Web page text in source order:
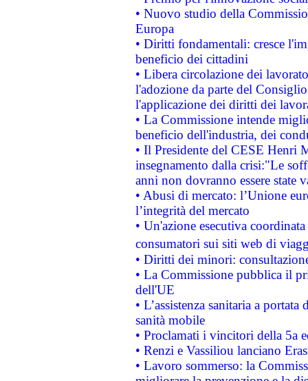
• Nuovo studio della
Europa
• Diritti fondamentali: cresce
beneficio dei cittadini
• Libera circolazione dei
l'adozione da parte del
l'applicazione dei diritti dei
• La Commissione intende
beneficio dell'industria, dei
• Il Presidente del CESE Henri
insegnamento dalla crisi:"Le
anni non dovranno essere state
• Abusi di mercato: l’Unione
l’integrità del mercato
• Un'azione esecutiva
consumatori sui siti web di
• Diritti dei minori:
• La Commissione pubblica il
dell'UE
• L’assistenza sanitaria a
sanità mobile
• Proclamati i vincitori della 5a
• Renzi e Vassiliou lanciano
• Lavoro sommerso: la